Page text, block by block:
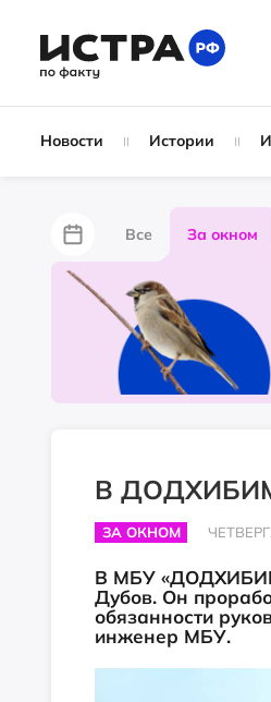
Новости Истории
Все За окном
За забором
Партнёрский
В
ЗА ОКНОМ
В МБУ
Дубов. Он
обязанности
инженер МБУ.